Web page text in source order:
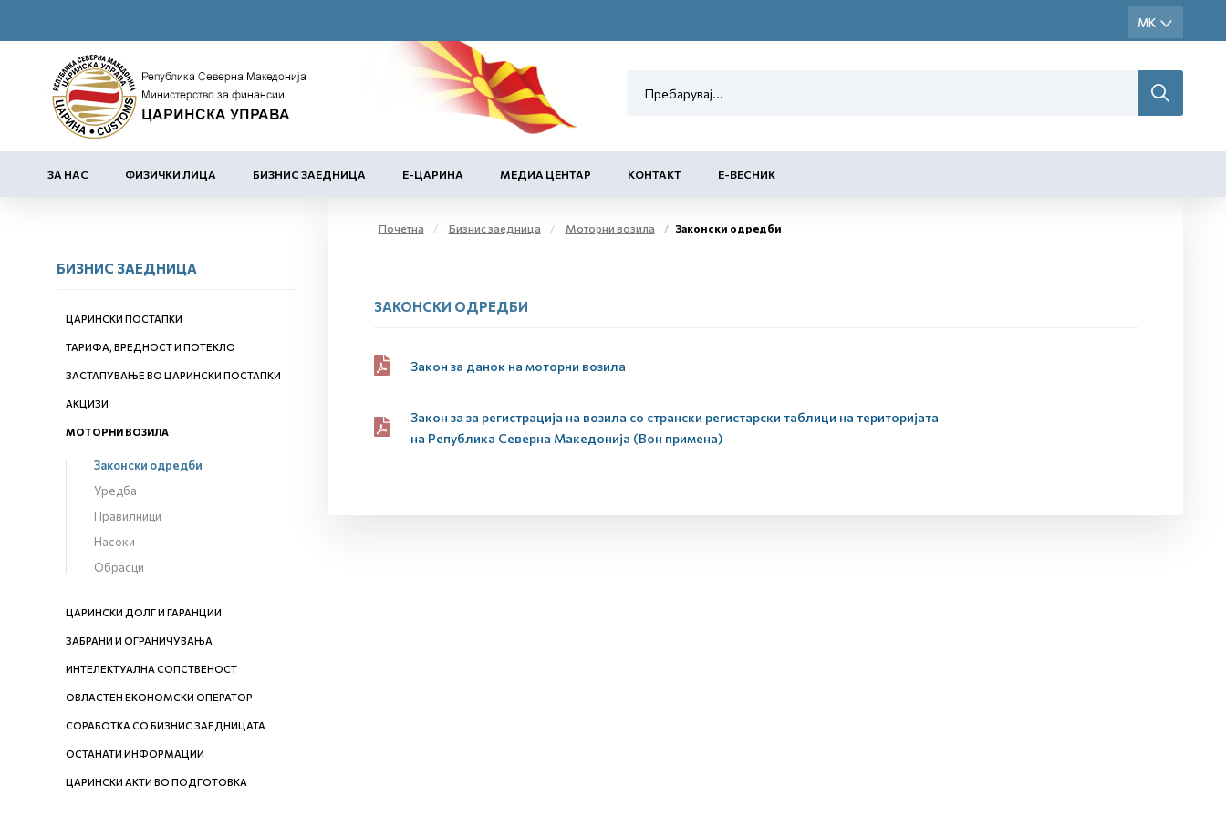
ЗА НАС ФИЗИЧКИ ЛИЦА БИЗНИС ЗАЕДНИЦА Е-ЦАРИНА МЕДИА ЦЕНТАР КОНТАКТ Е-ВЕСНИК
БИЗНИС ЗАЕДНИЦА
ЦАРИНСКИ ПОСТАПКИ
ТАРИФА, ВРЕДНОСТ И ПОТЕКЛО
ЗАСТАПУВАЊЕ ВО ЦАРИНСКИ ПОСТАПКИ
АКЦИЗИ
МОТОРНИ ВОЗИЛА
Законски одредби
Уредба
Правилници
Насоки
Обрасци
ЦАРИНСКИ ДОЛГ И ГАРАНЦИИ
ЗАБРАНИ И ОГРАНИЧУВАЊА
ИНТЕЛЕКТУАЛНА СОПСТВЕНОСТ
ОВЛАСТЕН ЕКОНОМСКИ ОПЕРАТОР
СОРАБОТКА СО БИЗНИС ЗАЕДНИЦАТА
ОСТАНАТИ ИНФОРМАЦИИ
ЦАРИНСКИ АКТИ ВО ПОДГОТОВКА
Почетна Бизнис заедница Моторни возила Законски одредби
ЗАКОНСКИ ОДРЕДБИ
Закон за данок на моторни возила
Закон за за регистрација на возила со странски регистарски таблици на територијата
на Република Северна Македонија (Вон примена)